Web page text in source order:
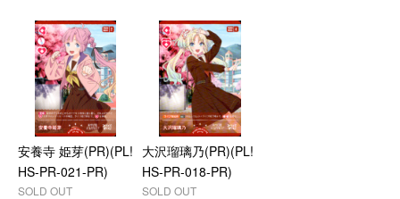
安養寺 姫芽(PR)(PL!
HS-PR-021-PR)
SOLD OUT
大沢瑠璃乃(PR)(PL!
HS-PR-018-PR)
SOLD OUT